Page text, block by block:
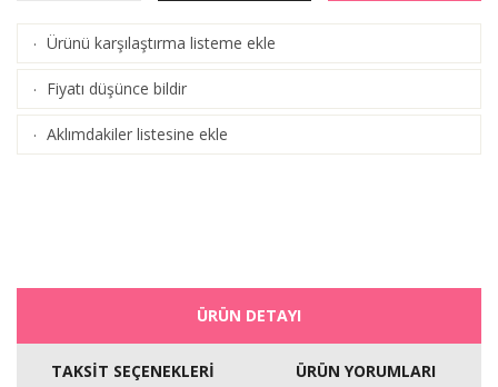
· Ürünü karşılaştırma listeme ekle
(Karşılaştır)
· Fiyatı düşünce bildir
· Aklımdakiler listesine ekle
ÜRÜN DETAYI
TAKSİT SEÇENEKLERİ ÜRÜN YORUMLARI